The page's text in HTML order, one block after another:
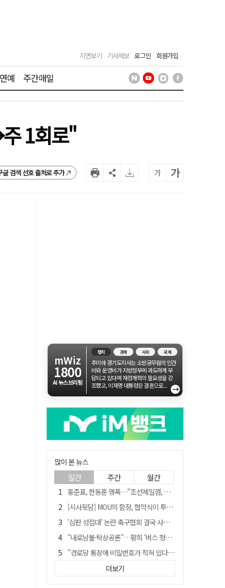
지면보기 기사제보 로그인 회원가입
예 주간매일
1회로"
글 검색 선호 출처로 추가 가 가
mWiz
1800
AI 뉴스브리핑
정치 경제 사회 국제
추미애 경기도지사는 소방공무원의 인건
비와 운영비가 지방정부에 과도하게 부
담되고 있다며 재정개혁의 필요성을 강
조했고, 이재명 대통령은 결혼으로...
→
많이 본 뉴스
일간 주간 월간
홍준표, 한동훈 맹폭…"조선제일껌, 권력에 살고 권력에 죽었다"
[시사뒷담] MOU의 함정, 협약식이 투자 확정은 아니긴 해
'심판 성접대' 논란 축구협회 결국 사과…"깊이 반성, 쇄신하겠다"
"내로남불·탁상공론"…황희 '버스 청년주택' 제안에 與 내부서도 쓴소리
"경로당 통장에 비밀번호가 적혀 있다"…전국 돌며 경로당 13곳 턴 30대 구속
예안향교 대성전, '국가지정 보물로 지정'
더보기